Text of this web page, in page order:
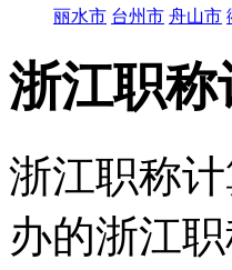
丽水市 台州市 舟山市
浙江职
浙江职称
办的浙江